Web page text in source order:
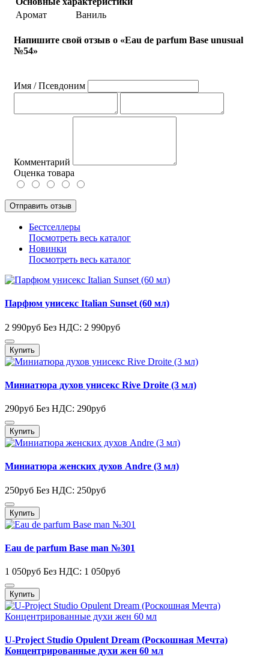
Аромат
Ваниль
Напишите свой отзыв о «Eau de parfum Base unusual
№54»
Имя / Псевдоним
Комментарий
Оценка товара
Отправить отзыв
Бестселлеры
Посмотреть весь каталог
Новинки
Посмотреть весь каталог
Парфюм унисекс Italian Sunset (60 мл)
2 990руб Без НДС: 2 990руб
Купить
Миниатюра духов унисекс Rive Droite (3 мл)
290руб Без НДС: 290руб
Купить
Миниатюра женских духов Andre (3 мл)
250руб Без НДС: 250руб
Купить
Eau de parfum Base man №301
1 050руб Без НДС: 1 050руб
Купить
U-Project Studio Opulent Dream (Роскошная Мечта)
Концентрированные духи жен 60 мл